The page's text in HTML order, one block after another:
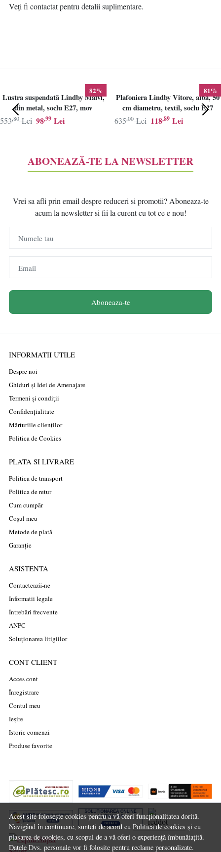
Veți fi contactat pentru detalii suplimentare.
Acest site folosește cookies pentru a vă oferi funcționalitatea dorită.
Navigând în continuare, sunteți de acord cuPolitica de cookies și cu
plasarea de cookies, cu scopul de a vă oferi o experiență îmbunătațită.
Datele Dvs. personale vor fi folosite pentru reclame personalizate.
82%
Lustra suspendată Lindby Maivi,
din metal, soclu E27, mov
98,99 Lei
553,80 Lei
81%
Plafoniera Lindby Vitore, alba, 50
cm diametru, textil, soclu E27
118,89 Lei
635,00 Lei
ABONEAZĂ-TE LA NEWSLETTER
Vrei sa afli prin email despre reduceri si promotii? Aboneaza-te
acum la newsletter si fii la curent cu tot ce e nou!
Numele tau
Email
Aboneaza-te
INFORMATII UTILE
Despre noi
Ghiduri și Idei de Amenajare
Termeni și condiții
Confidențialitate
Mărturiile clienților
Politica de Cookies
PLATA SI LIVRARE
Politica de transport
Politica de retur
Cum cumpăr
Coșul meu
Metode de plată
Garanție
ASISTENTA
Contactează-ne
Informatii legale
Întrebări frecvente
ANPC
Soluționarea litigiilor
CONT CLIENT
Acces cont
Înregistrare
Contul meu
Ieșire
Istoric comenzi
Produse favorite